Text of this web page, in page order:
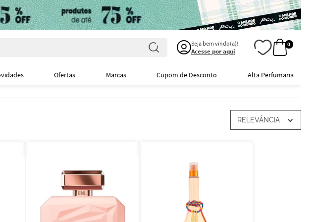
Seja bem vindo(a)!
Acesse por aqui
0
Ofertas Marcas Cupom de Desconto Alta Perfumaria
RELEVÂNCIA